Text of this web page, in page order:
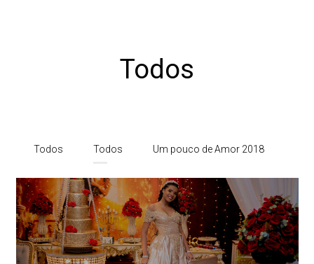
Todos
Todos Todos Um pouco de Amor 2018